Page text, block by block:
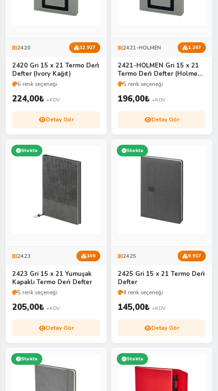
2420 12.927
2420 Gri 15 x 21 Termo Deri̇
Defter (Ivory Kağıt)
6 renk seçeneği
224,00₺ +KDV
Detay Gör
2421-HOLMEN 1.267
2421-HOLMEN Gri 15 x 21
Termo Deri̇ Defter (Holmen
Ki̇tap Kağıdı)
5 renk seçeneği
196,00₺ +KDV
Detay Gör
Stokta
2423 146
2423 Gri 15 x 21 Yumuşak
Kapaklı Termo Deri̇ Defter
5 renk seçeneği
205,00₺ +KDV
Detay Gör
Stokta
2425 9.917
2425 Gri 15 x 21 Termo Deri̇
Defter
4 renk seçeneği
145,00₺ +KDV
Detay Gör
Stokta Stokta